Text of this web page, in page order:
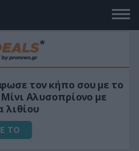
τον κήπο σου με το
Αλυσοπρίονο με
λιθίου
ΤΟ